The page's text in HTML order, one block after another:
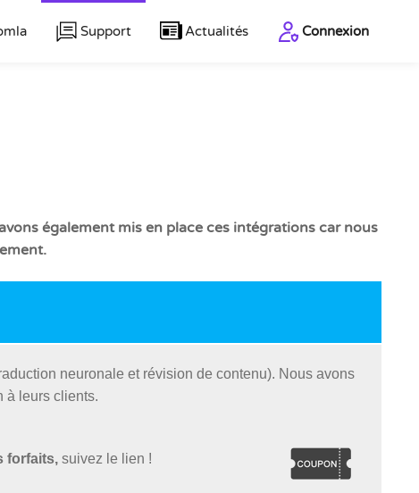
Support Actualités Connexion
également mis en place ces intégrations car nous
neuronale et révision de contenu). Nous avons
à leurs clients.
forfaits, suivez le lien !